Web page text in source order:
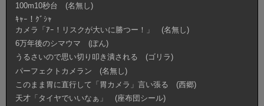
100m10秒台 (名無し)
ｷｬｰ！ｸﾞｼｬ
カメラ「ｱｰ！リスクが大いに勝つー！」 (名無し)
6万年後のシマウマ (ぽん)
うるさいので思い切り叩き潰される (ゴリラ)
パーフェクトカメラン (名無し)
このまま胃に直行して「胃カメラ」言い張る (西郷)
天才「タイヤでいいなぁ」 (座布団シール)